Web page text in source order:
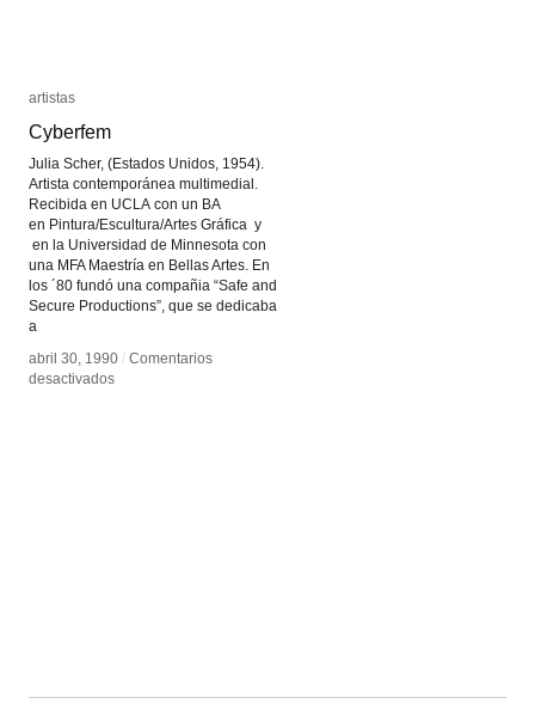
artistas
Cyberfem
Julia Scher, (Estados Unidos, 1954).
Artista contemporánea multimedial.
Recibida en UCLA con un BA
en Pintura/Escultura/Artes Gráfica y
en la Universidad de Minnesota con
una MFA Maestría en Bellas Artes. En
los ´80 fundó una compañia “Safe and
Secure Productions”, que se dedicaba
a
abril 30, 1990 / Comentarios
desactivadosen
artistas
Cyberfem
abril 30, 1990 / Comentarios
desactivadosen